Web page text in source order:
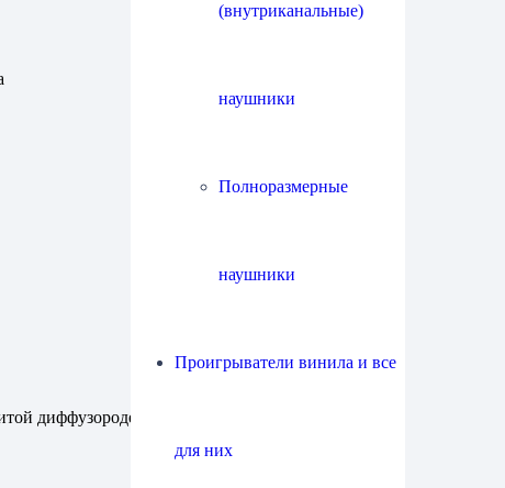
(внутриканальные)
наушники
Полноразмерные
наушники
Проигрыватели винила и все
для них
диффузородержатель